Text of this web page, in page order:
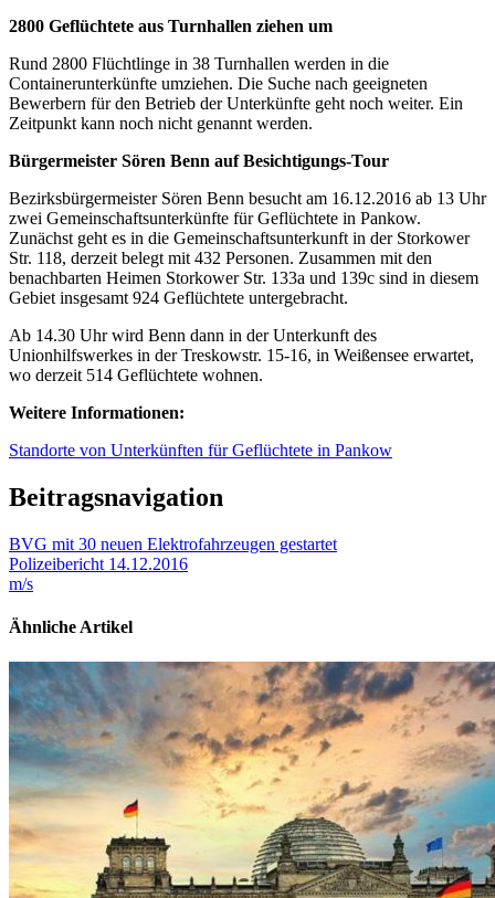
2800 Geflüchtete aus Turnhallen ziehen um
Rund 2800 Flüchtlinge in 38 Turnhallen werden in die
Containerunterkünfte umziehen. Die Suche nach geeigneten
Bewerbern für den Betrieb der Unterkünfte geht noch weiter. Ein
Zeitpunkt kann noch nicht genannt werden.
Bürgermeister Sören Benn auf Besichtigungs-Tour
Bezirksbürgermeister Sören Benn besucht am 16.12.2016 ab 13 Uhr
zwei Gemeinschaftsunterkünfte für Geflüchtete in Pankow.
Zunächst geht es in die Gemeinschaftsunterkunft in der Storkower
Str. 118, derzeit belegt mit 432 Personen. Zusammen mit den
benachbarten Heimen Storkower Str. 133a und 139c sind in diesem
Gebiet insgesamt 924 Geflüchtete untergebracht.
Ab 14.30 Uhr wird Benn dann in der Unterkunft des
Unionhilfswerkes in der Treskowstr. 15-16, in Weißensee erwartet,
wo derzeit 514 Geflüchtete wohnen.
Weitere Informationen:
Standorte von Unterkünften für Geflüchtete in Pankow
Beitragsnavigation
BVG mit 30 neuen Elektrofahrzeugen gestartet
Polizeibericht 14.12.2016
m/s
Ähnliche Artikel